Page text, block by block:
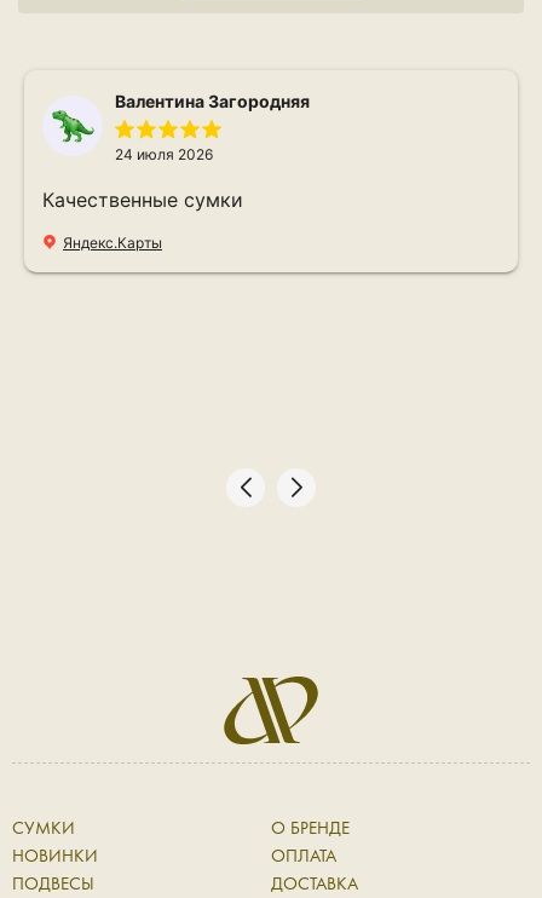
Валентина Загородняя
24 июля 2026
Качественные сумки
Яндекс.Карты
СУМКИ
НОВИНКИ
ПОДВЕСЫ
О БРЕНДЕ
ОПЛАТА
ДОСТАВКА